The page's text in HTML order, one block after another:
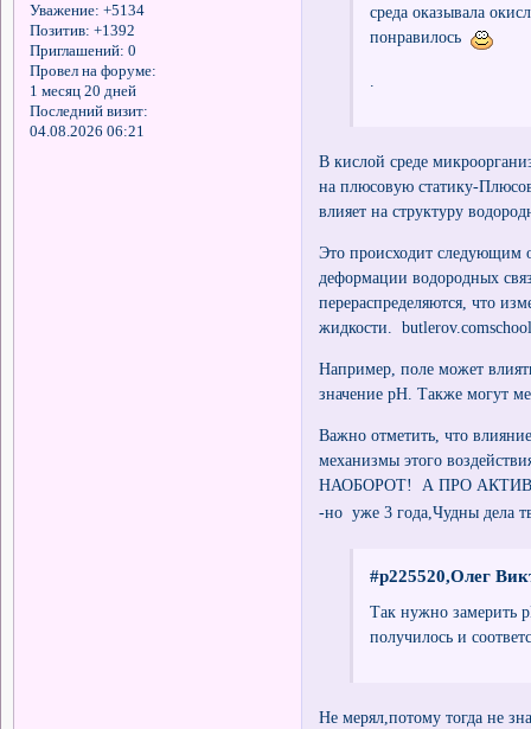
Уважение: +5134
Позитив: +1392
Приглашений: 0
Провел на форуме:
1 месяц 20 дней
Последний визит:
04.08.2026 06:21
среда оказывала
понравилось
В кислой среде
на плюсовую статику-
влияет на структуру
Это происходит следующим
деформации водородных
перераспределяются, что
жидкости.
Например, поле может
значение рН. Также могут
Важно отметить, что
механизмы этого
НАОБОРОТ! А ПРО
-но уже 3 года,Чудны дела
#p225520,Олег
Так нужно замерить
получилось и
Не мерял,потому тогда не